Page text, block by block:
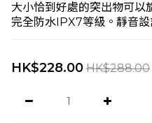
大小恰到好處的突出物可以
完全防水IPX7等級。靜音設
HK$228.00 HK$288.00